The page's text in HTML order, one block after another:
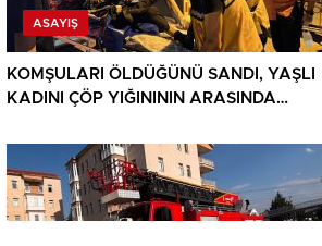
ASAYIŞ
KOMŞULARI ÖLDÜĞÜNÜ SANDI, YAŞLI
KADINI ÇÖP YIĞINININ ARASINDA